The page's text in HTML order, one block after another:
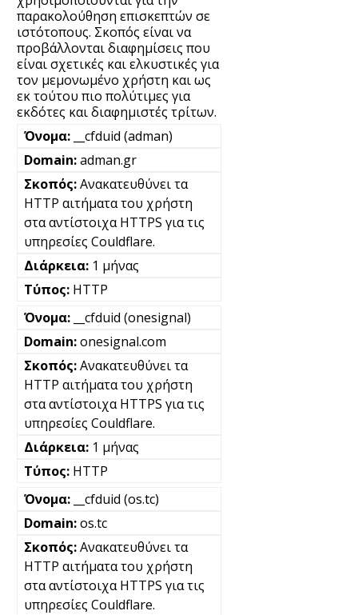
παρακολούθηση επισκεπτών σε
ιστότοπους. Σκοπός είναι να
προβάλλονται διαφημίσεις που
είναι σχετικές και ελκυστικές για
τον μεμονωμένο χρήστη και ως
εκ τούτου πιο πολύτιμες για
εκδότες και διαφημιστές τρίτων.
__cfduid (adman)
adman.gr
Ανακατευθύνει τα
HTTP αιτήματα του χρήστη
στα αντίστοιχα HTTPS για τις
υπηρεσίες Couldflare.
1 μήνας
HTTP
__cfduid (onesignal)
onesignal.com
Ανακατευθύνει τα
HTTP αιτήματα του χρήστη
στα αντίστοιχα HTTPS για τις
υπηρεσίες Couldflare.
1 μήνας
HTTP
__cfduid (os.tc)
os.tc
Ανακατευθύνει τα
HTTP αιτήματα του χρήστη
στα αντίστοιχα HTTPS για τις
υπηρεσίες Couldflare.